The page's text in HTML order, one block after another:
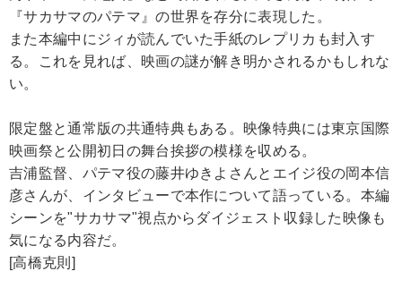
『サカサマのパテマ』の世界を存分に表現した。
また本編中にジィが読んでいた手紙のレプリカも封入す
る。これを見れば、映画の謎が解き明かされるかもしれな
い。
限定盤と通常版の共通特典もある。映像特典には東京国際
映画祭と公開初日の舞台挨拶の模様を収める。
吉浦監督、パテマ役の藤井ゆきよさんとエイジ役の岡本信
彦さんが、インタビューで本作について語っている。本編
シーンを"サカサマ"視点からダイジェスト収録した映像も
気になる内容だ。
[高橋克則]